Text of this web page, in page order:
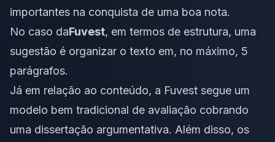
importantes na conquista de uma boa nota.
No caso daFuvest, em termos de estrutura, uma
sugestão é organizar o texto em, no máximo, 5
parágrafos.
Já em relação ao conteúdo, a Fuvest segue um
modelo bem tradicional de avaliação cobrando
uma dissertação argumentativa. Além disso, os